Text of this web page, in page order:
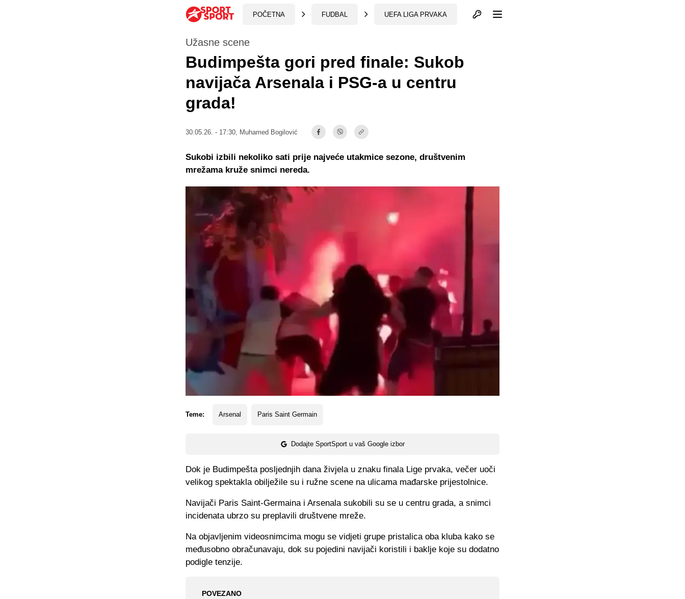
POČETNA FUDBAL UEFA LIGA PRVAKA Otvori profil
Užasne scene
Budimpešta gori pred finale: Sukob
navijača Arsenala i PSG-a u centru
grada!
30.05.26. - 17:30, Muhamed Bogilović
Teme: Arsenal Paris Saint Germain
Dodajte SportSport u vaš Google izbor
Sukobi izbili nekoliko sati prije najveće utakmice sezone, društvenim
mrežama kruže snimci nereda.
Dok je Budimpešta posljednjih dana živjela u znaku finala Lige prvaka, večer uoči
velikog spektakla obilježile su i ružne scene na ulicama mađarske prijestolnice.
Navijači Paris Saint-Germaina i Arsenala sukobili su se u centru grada, a snimci
incidenata ubrzo su preplavili društvene mreže.
Na objavljenim videosnimcima mogu se vidjeti grupe pristalica oba kluba kako se
međusobno obračunavaju, dok su pojedini navijači koristili i baklje koje su dodatno
podigle tenzije.
POVEZANO